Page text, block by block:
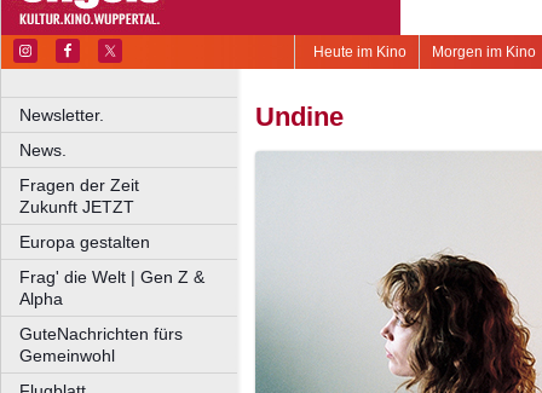
Morgen im Kino
Heute im Kino
Newsletter.
News.
Fragen der Zeit
Zukunft JETZT
Europa gestalten
Frag' die Welt | Gen Z &
Alpha
GuteNachrichten fürs
Gemeinwohl
Undine